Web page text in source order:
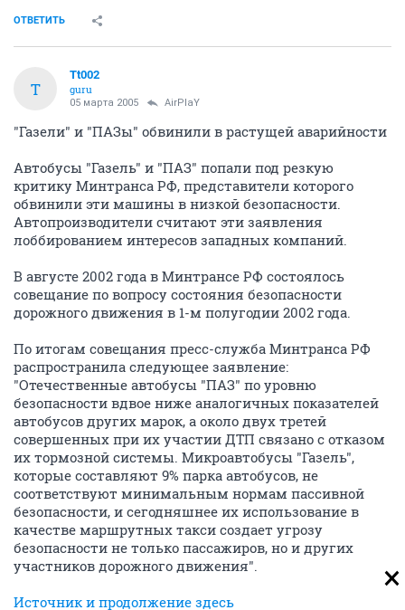
ОТВЕТИТЬ
T
Tt002
guru
05 марта 2005 AirPlaY
"Газели" и "ПАЗы" обвинили в растущей аварийности
Автобусы "Газель" и "ПАЗ" попали под резкую
критику Минтранса РФ, представители которого
обвинили эти машины в низкой безопасности.
Автопроизводители считают эти заявления
лоббированием интересов западных компаний.
В августе 2002 года в Минтрансе РФ состоялось
совещание по вопросу состояния безопасности
дорожного движения в 1-м полугодии 2002 года.
По итогам совещания пресс-служба Минтранса РФ
распространила следующее заявление:
"Отечественные автобусы "ПАЗ" по уровню
безопасности вдвое ниже аналогичных показателей
автобусов других марок, а около двух третей
совершенных при их участии ДТП связано с отказом
их тормозной системы. Микроавтобусы "Газель",
которые составляют 9% парка автобусов, не
соответствуют минимальным нормам пассивной
безопасности, и сегодняшнее их использование в
качестве маршрутных такси создает угрозу
безопасности не только пассажиров, но и других
участников дорожного движения".
Источник и продолжение здесь